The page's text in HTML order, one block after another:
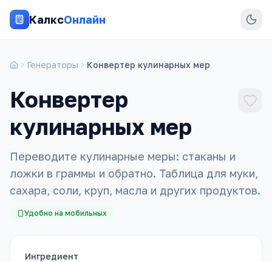
КалксОнлайн
Генераторы Конвертер кулинарных мер
Конвертер
кулинарных мер
Переводите кулинарные меры: стаканы и
ложки в граммы и обратно. Таблица для муки,
сахара, соли, круп, масла и других продуктов.
Удобно на мобильных
Ингредиент